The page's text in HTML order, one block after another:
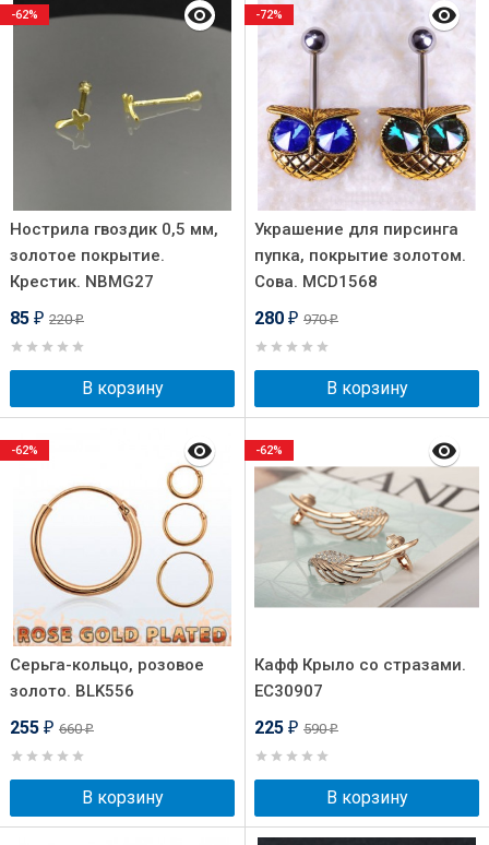
Нострила гвоздик 0,5 мм,
золотое покрытие.
Крестик. NBMG27
85 ₽ 220₽
В корзину
-62%
Украшение для пирсинга
пупка, покрытие золотом.
Сова. MCD1568
280 ₽ 970₽
В корзину
-72%
Серьга-кольцо, розовое
золото. BLK556
255 ₽ 660₽
В корзину
-62%
Кафф Крыло со стразами.
EC30907
225 ₽ 590₽
В корзину
-62%